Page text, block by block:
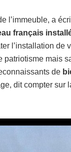
l’immeuble, a
français
l’installation de
mais
de
dit compter sur